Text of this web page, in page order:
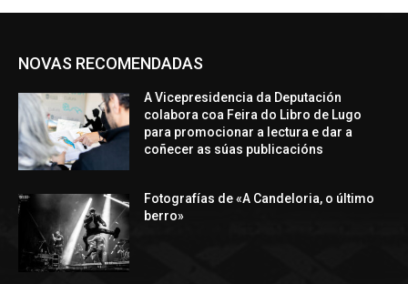
NOVAS RECOMENDADAS
A Vicepresidencia da Deputación
colabora coa Feira do Libro de Lugo
para promocionar a lectura e dar a
coñecer as súas publicacións
Fotografías de «A Candeloria, o último
berro»